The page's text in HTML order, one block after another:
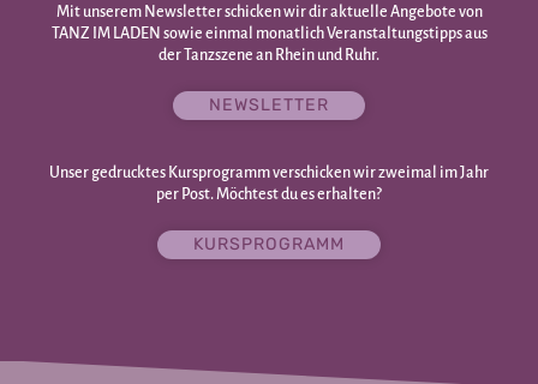
Mit unserem Newsletter schicken wir dir aktuelle Angebote von
TANZ IM LADEN sowie einmal monatlich Veranstaltungstipps aus
der Tanzszene an Rhein und Ruhr.
NEWSLETTER
Unser gedrucktes Kursprogramm verschicken wir zweimal im Jahr
per Post. Möchtest du es erhalten?
KURSPROGRAMM